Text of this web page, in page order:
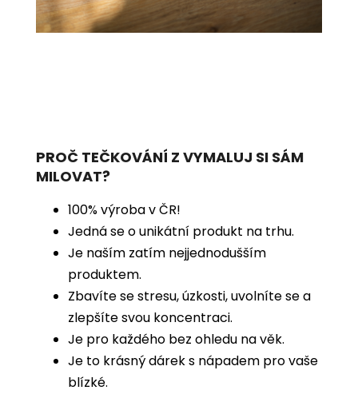
PROČ TEČKOVÁNÍ Z VYMALUJ SI SÁM
MILOVAT?
100% výroba v ČR!
Jedná se o unikátní produkt na trhu.
Je naším zatím nejjednodušším
produktem.
Zbavíte se stresu, úzkosti, uvolníte se a
zlepšíte svou koncentraci.
Je pro každého bez ohledu na věk.
Je to krásný dárek s nápadem pro vaše
blízké.